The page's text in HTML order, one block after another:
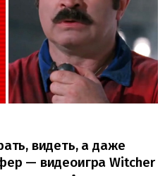
видеть, а даже
— видеоигра Witcher